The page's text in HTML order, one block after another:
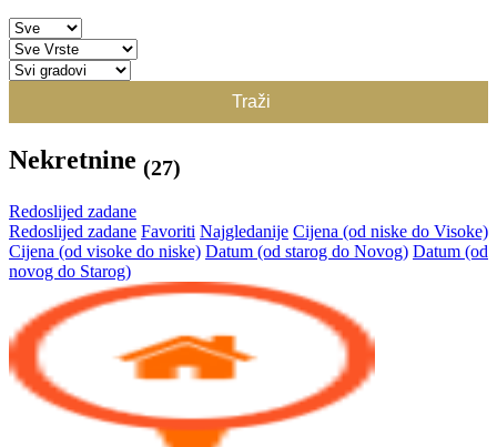
Traži
Nekretnine (27)
Redoslijed zadane
Redoslijed zadane Favoriti Najgledanije Cijena (od niske do Visoke)
Cijena (od visoke do niske) Datum (od starog do Novog) Datum (od
novog do Starog)